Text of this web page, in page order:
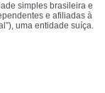
simples brasileira e
e afiliadas à
uma entidade suíça.